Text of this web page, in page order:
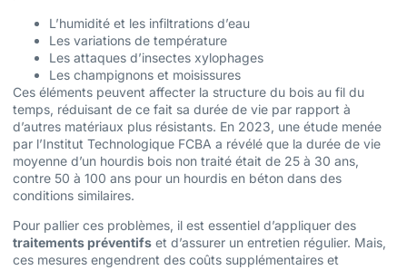
L’humidité et les infiltrations d’eau
Les variations de température
Les attaques d’insectes xylophages
Les champignons et moisissures
Ces éléments peuvent affecter la structure du bois au fil du
temps, réduisant de ce fait sa durée de vie par rapport à
d’autres matériaux plus résistants. En 2023, une étude menée
par l’Institut Technologique FCBA a révélé que la durée de vie
moyenne d’un hourdis bois non traité était de 25 à 30 ans,
contre 50 à 100 ans pour un hourdis en béton dans des
conditions similaires.
Pour pallier ces problèmes, il est essentiel d’appliquer des
traitements préventifs et d’assurer un entretien régulier. Mais,
ces mesures engendrent des coûts supplémentaires et